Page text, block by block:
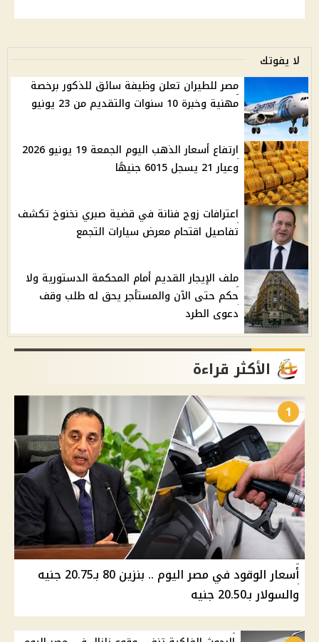
لا يفوتك
مصر للطيران تعلن وظيفة سائق للذكور برخصة
مهنية وخبرة 10 سنوات والتقديم من 23 يونيو
ارتفاع أسعار الذهب اليوم الجمعة 19 يونيو 2026
وعيار 21 يسجل 6015 جنيهًا
اعترافات زوج فنانة في قضية صبري نخنوخ تكشف
تفاصيل اقتحام معرض سيارات التجمع
ملف الإيجار القديم أمام المحكمة الدستورية ولا
حكم حتى الآن والمستأجر يحق له طلب وقف
دعوى الطرد
الأكثر قراءة
1
أسعار الوقود في مصر اليوم .. بنزين 80 بـ20.75 جنيه
والسولار بـ20.50 جنيه